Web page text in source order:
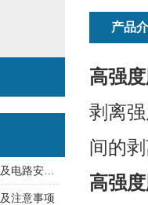
产品
高强
剥离
间的
高强
注意事项